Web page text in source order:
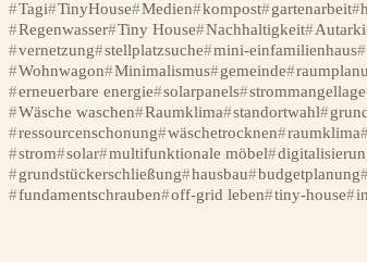
Tagi TinyHouse Medien kompost gartenarbeit
Regenwasser Tiny House Nachhaltigkeit
vernetzung stellplatzsuche mini-einfamilienhaus
Wohnwagon Minimalismus gemeinde
erneuerbare energie solarpanels strommangellage
Wäsche waschen Raumklima standortwahl
ressourcenschonung wäschetrocknen raumklima
strom solar multifunktionale möbel
grundstückerschließung hausbau budgetplanung
fundamentschrauben off-grid leben tiny-house